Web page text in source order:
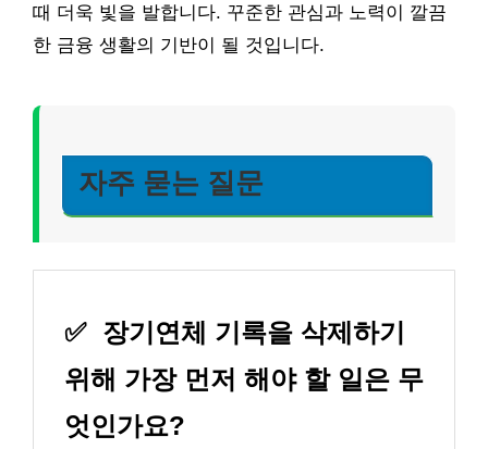
때 더욱 빛을 발합니다. 꾸준한 관심과 노력이 깔끔
한 금융 생활의 기반이 될 것입니다.
자주 묻는 질문
✅ 장기연체 기록을 삭제하기
위해 가장 먼저 해야 할 일은 무
엇인가요?